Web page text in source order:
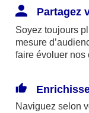
disponibles
AXA France
mandataires
246 et
sur
Partagez
Soyez toujours
mesure
faire évoluer nos
Naviguez selon